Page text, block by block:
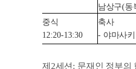
남상구(동
중식
12:20-13:30
축사
- 야마사키
제 2세션 : 문재인 정부의